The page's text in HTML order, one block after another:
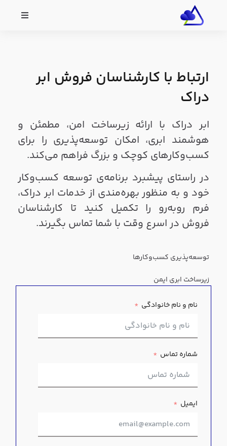
ارتباط با کارشناسان فروش ابر
دراک
ابر دراک با ارائه زیرساخت امن، مطمئن و
هوشمند ابری، امکان توسعه‌پذیری را برای
کسب‌وکارهای کوچک و بزرگ فراهم می‌کند.
در راستای پیشبرد برنامه‌ی توسعه کسب‌وکار
خود و به منظور بهره‌مندی از خدمات ابر دراک،
فرم روبه‌رو را تکمیل کنید تا کارشناسان
فروش در اسرع وقت با شما تماس بگیرند.
توسعه‌پذیری کسب‌وکارها
زیرساخت ابری ایمن
نام و نام خانوادگی
شماره تماس
ایمیل